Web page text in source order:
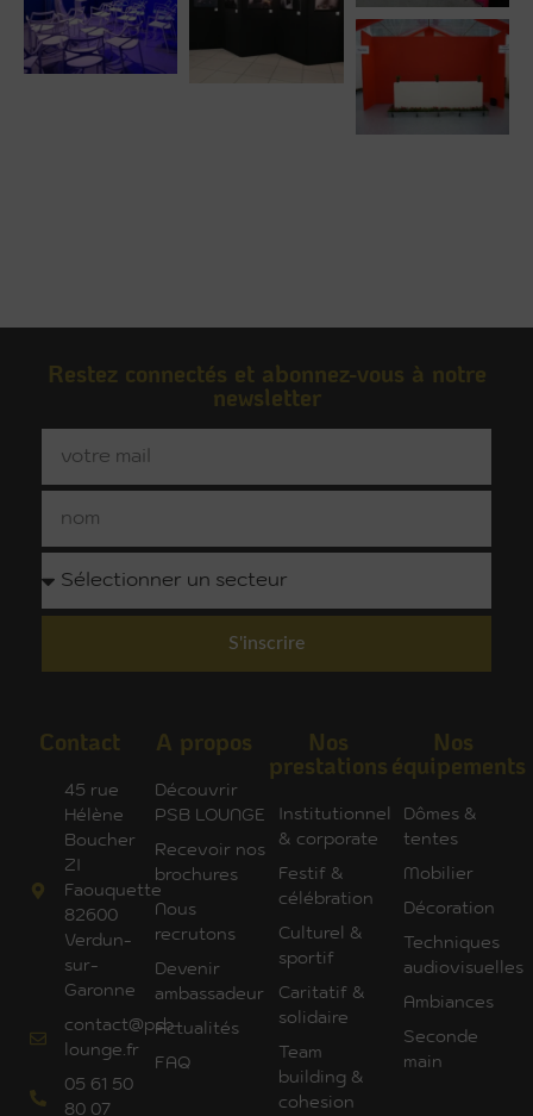
Restez connectés et abonnez-vous à notre
newsletter
S'inscrire
Contact
45 rue
Hélène
Boucher
ZI
Faouquette
82600
Verdun-
sur-
Garonne
contact@psb-
lounge.fr
05 61 50
80 07
A propos
Découvrir
PSB LOUNGE
Recevoir nos
brochures
Nous
recrutons
Devenir
ambassadeur
Actualités
FAQ
Nos
prestations
Institutionnel
& corporate
Festif &
célébration
Culturel &
sportif
Caritatif &
solidaire
Team
building &
cohesion
Nos
équipements
Dômes &
tentes
Mobilier
Décoration
Techniques
audiovisuelles
Ambiances
Seconde
main